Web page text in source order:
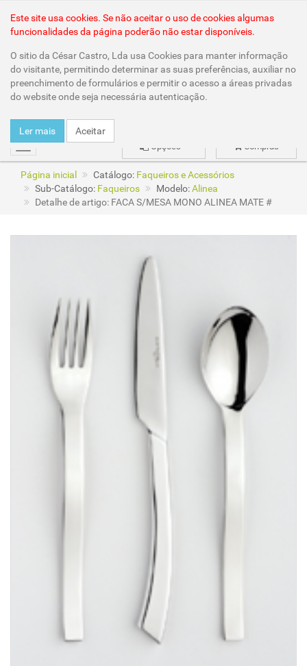
mudar Compras
Opções
Este site usa cookies. Se não aceitar o uso de cookies algumas
funcionalidades da página poderão não estar disponíveis.
O sitio da César Castro, Lda usa Cookies para manter informação
do visitante, permitindo determinar as suas preferências, auxiliar no
preenchimento de formulários e permitir o acesso a áreas privadas
do website onde seja necessária autenticação.
Ler mais Aceitar
Página inicial Catálogo: Faqueiros e Acessórios
Sub-Catálogo: Faqueiros Modelo:Alinea
Detalhe de artigo: FACA S/MESA MONO ALINEA MATE #